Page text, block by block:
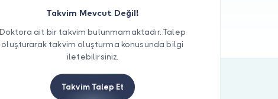
Takvim Mevcut Değil!
Doktora ait bir takvim bulunmamaktadır. Talep
oluşturarak takvim oluşturma konusunda bilgi
iletebilirsiniz.
Takvim Talep Et